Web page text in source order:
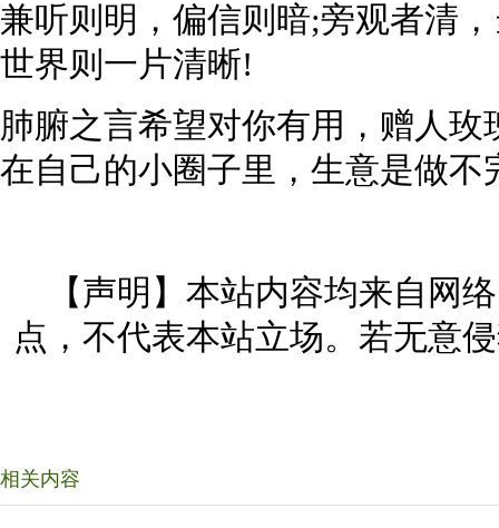
兼听则明，偏信则暗;旁观者清
世界则一片清晰!
肺腑之言希望对你有用，赠人
在自己的小圈子里，生意是做不
【声明】本站内容均来自网
点，不代表本站立场。若无意
相关内容